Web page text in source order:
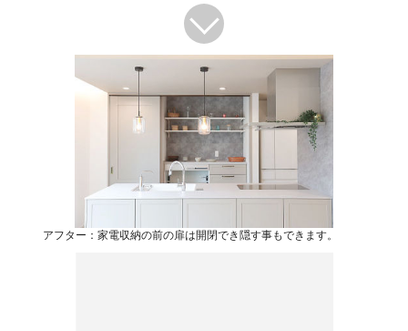
アフター：家電収納の前の扉は開閉でき隠す事もできます。